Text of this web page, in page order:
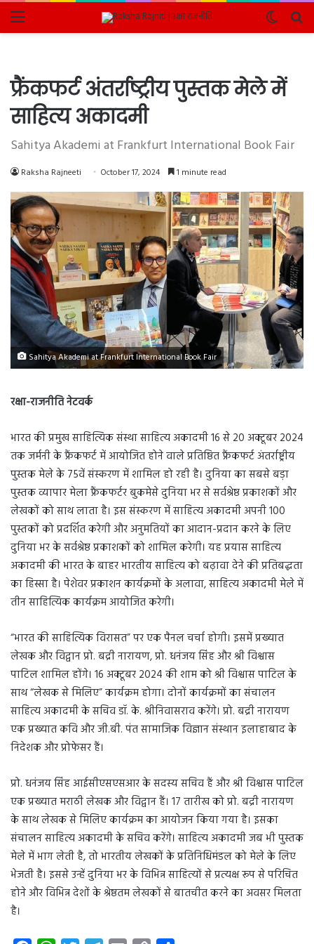
Menu
Switch
skin
फ्रैंकफर्ट अंतर्राष्ट्रीय पुस्तक मेले में
साहित्य अकादमी
Sahitya Akademi at Frankfurt International Book Fair
Raksha Rajneeti October 17, 2024 1 minute read
Sahitya Akademi at Frankfurt International Book Fair
रक्षा-राजनीति नेटवर्क
भारत की प्रमुख साहित्यिक संस्था साहित्य अकादमी 16 से 20 अक्टूबर 2024
तक जर्मनी के फ्रैंकफर्ट में आयोजित होने वाले प्रतिष्ठित फ्रैंकफर्ट अंतर्राष्ट्रीय
पुस्तक मेले के 75वें संस्करण में शामिल हो रही है। दुनिया का सबसे बड़ा
पुस्तक व्यापार मेला फ्रैंकफर्टर बुकमेसे दुनिया भर से सर्वश्रेष्ठ प्रकाशकों और
लेखकों को साथ लाता है। इस संस्करण में साहित्य अकादमी अपनी 100
पुस्तकों को प्रदर्शित करेगी और अनुमतियों का आदान-प्रदान करने के लिए
दुनिया भर के सर्वश्रेष्ठ प्रकाशकों को शामिल करेगी। यह प्रयास साहित्य
अकादमी की भारत के बाहर भारतीय साहित्य को बढ़ावा देने की प्रतिबद्धता
का हिस्सा है। पेशेवर प्रकाशन कार्यक्रमों के अलावा, साहित्य अकादमी मेले में
तीन साहित्यिक कार्यक्रम आयोजित करेगी।
“भारत की साहित्यिक विरासत” पर एक पैनल चर्चा होगी। इसमें प्रख्यात
लेखक और विद्वान प्रो. बद्री नारायण, प्रो. धनंजय सिंह और श्री विश्वास
पाटिल शामिल होंगे। 16 अक्टूबर 2024 की शाम को श्री विश्वास पाटिल के
साथ “लेखक से मिलिए” कार्यक्रम होगा। दोनों कार्यक्रमों का संचालन
साहित्य अकादमी के सचिव डॉ. के. श्रीनिवासराव करेंगे। प्रो. बद्री नारायण
एक प्रख्यात कवि और जी.बी. पंत सामाजिक विज्ञान संस्थान इलाहाबाद के
निदेशक और प्रोफेसर हैं।
प्रो. धनंजय सिंह आईसीएसएसआर के सदस्य सचिव हैं और श्री विश्वास पाटिल
एक प्रख्यात मराठी लेखक और विद्वान हैं। 17 तारीख को प्रो. बद्री नारायण
के साथ लेखक से मिलिए कार्यक्रम का आयोजन किया गया है। इसका
संचालन साहित्य अकादमी के सचिव करेंगे। साहित्य अकादमी जब भी पुस्तक
मेले में भाग लेती है, तो भारतीय लेखकों के प्रतिनिधिमंडल को मेले के लिए
भेजती है। इससे उन्हें दुनिया भर के विभिन्न साहित्यों से प्रत्यक्ष रूप से परिचित
होने और विभिन्न देशों के श्रेष्ठतम लेखकों से बातचीत करने का अवसर मिलता
है।